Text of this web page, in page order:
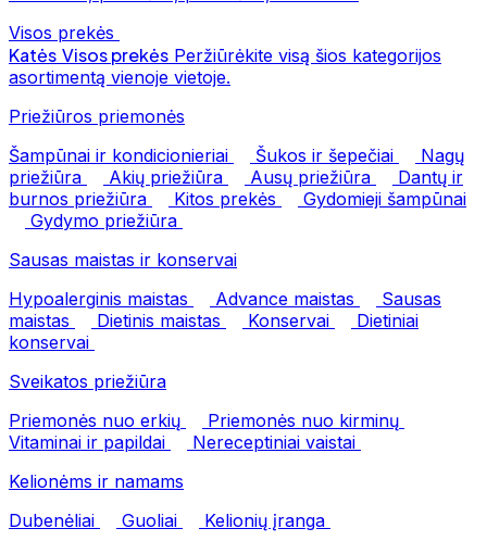
Visos prekės
Katės Visos prekės Peržiūrėkite visą šios kategorijos
asortimentą vienoje vietoje.
Priežiūros priemonės
Šampūnai ir kondicionieriai
Šukos ir šepečiai
Nagų
priežiūra
Akių priežiūra Ausų priežiūra
Dantų ir
burnos priežiūra
Kitos prekės
Gydomieji šampūnai
Gydymo priežiūra
Sausas maistas ir konservai
Hypoalerginis maistas
Advance maistas
Sausas
maistas
Dietinis maistas Konservai
Dietiniai
konservai
Sveikatos priežiūra
Priemonės nuo erkių
Priemonės nuo kirminų
Vitaminai ir papildai
Nereceptiniai vaistai
Kelionėms ir namams
Dubenėliai
Guoliai
Kelionių įranga